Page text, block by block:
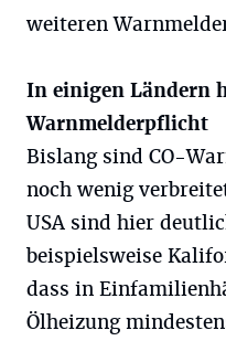
weiteren
In einigen Ländern
Warnmelderpflicht
Bislang sind CO-
noch wenig
USA sind hier
beispielsweise
dass in
Ölheizung